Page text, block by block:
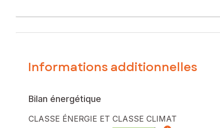
Cette maison, rénovée avec goût, propose un vaste et
Au sous-sol, vous profiterez de trois pièces à aménager
Prix de vente : 384 800 €
Honoraires charge vendeur
Contactez votre conseiller SAFTI : Nathalie BADIER, Tél. :
Informations additionnelles
Bilan énergétique
CLASSE ÉNERGIE ET CLASSE CLIMAT